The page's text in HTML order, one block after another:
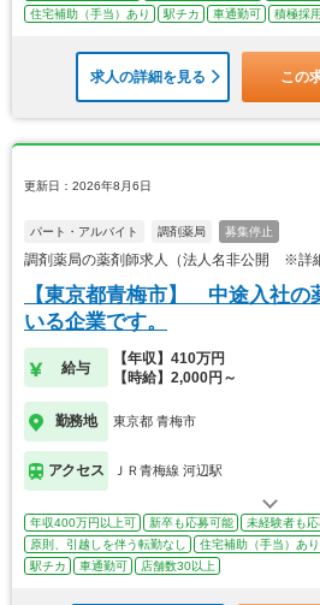
住宅補助（手当）あり
駅チカ 車通勤可 積極採
求人の詳細を見る この
更新日：2026年8月6日
パート・アルバイト 調剤薬局 募集停止
調剤薬局の薬剤師求人（法人名非公開 ※詳
【東京都青梅市】 中途入社の
いる企業です。
給与
【年収】410万円
【時給】2,000円～
勤務地 東京都 青梅市
アクセス ＪＲ青梅線 河辺駅
年収400万円以上可 新卒も応募可能
未経験者も
原則、引越しを伴う転勤なし
住宅補助（手当）あり
駅チカ
車通勤可 店舗数30以上